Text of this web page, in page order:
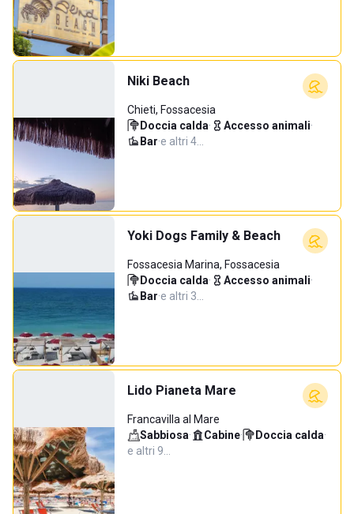
Niki Beach
Chieti, Fossacesia
Doccia calda· Accesso animali·
Bar·e altri 4…
Yoki Dogs Family & Beach
Fossacesia Marina, Fossacesia
Doccia calda· Accesso animali·
Bar·e altri 3…
Lido Pianeta Mare
Francavilla al Mare
Sabbiosa· Cabine· Doccia calda·
e altri 9…